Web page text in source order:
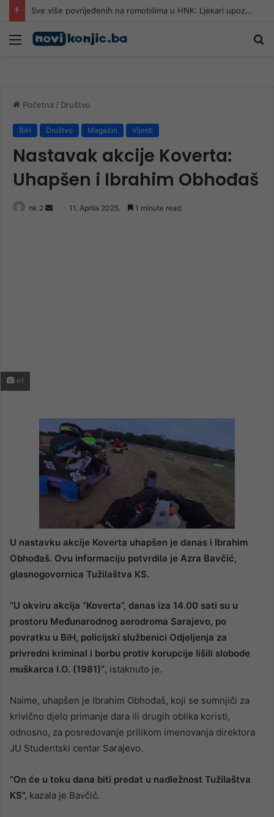
Pomozi.ba pomaže Gazi: Od početka 2026. podijeljeno 40.000 toplih obroka, u augustu nove aktivnosti
Meni
Početna / Društvo
BiH Društvo Magazin Vijesti
Nastavak akcije Koverta:
Uhapšen i Ibrahim Obhođaš
nk 2
Send 11. Aprila 2025. 1 minute read
n1
U nastavku akcije Koverta uhapšen je danas i Ibrahim
Obhođaš. Ovu informaciju potvrdila je Azra Bavčić,
glasnogovornica Tužilaštva KS.
“U okviru akcija “Koverta”, danas iza 14.00 sati su u
prostoru Međunarodnog aerodroma Sarajevo, po
povratku u BiH, policijski službenici Odjeljenja za
privredni kriminal i borbu protiv korupcije lišili slobode
muškarca I.O. (1981)”, istaknuto je.
Naime, uhapšen je Ibrahim Obhođaš, koji se sumnjiči za
krivično djelo primanje dara ili drugih oblika koristi,
odnosno, za posredovanje prilikom imenovanja direktora
JU Studentski centar Sarajevo.
“On će u toku dana biti predat u nadležnost Tužilaštva
KS”, kazala je Bavčić.